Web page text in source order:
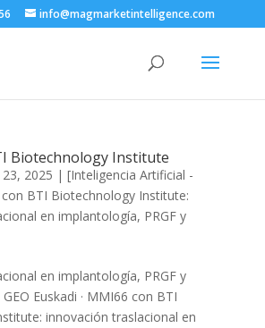
info@magmarketintelligence.com
Biotechnology Institute
23, 2025 | [Inteligencia Artificial -
BTI Biotechnology Institute:
en implantología, PRGF y
en implantología, PRGF y
Euskadi · MMI66 con BTI
innovación traslacional en